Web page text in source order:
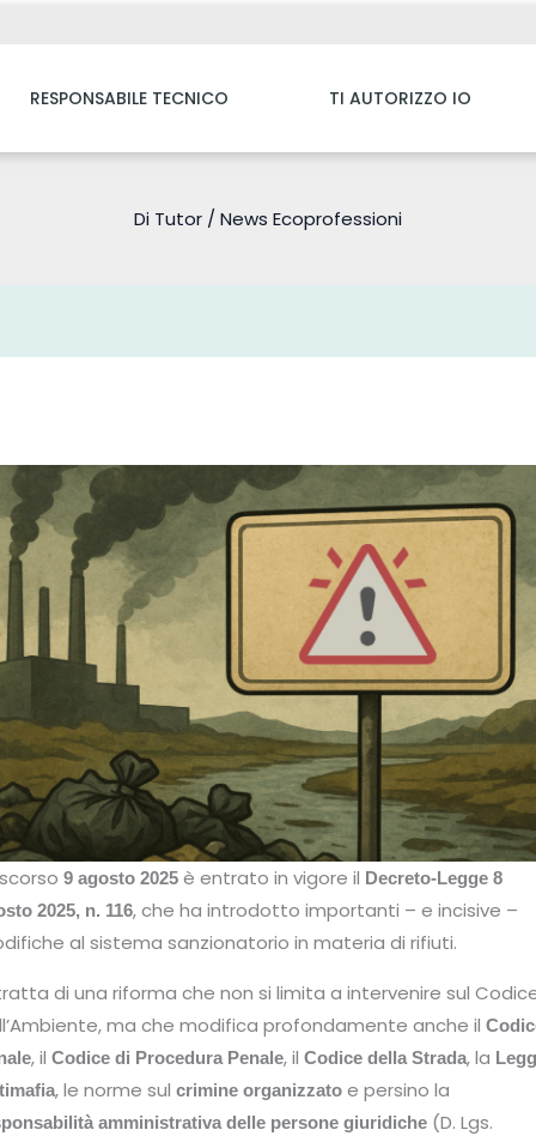
RESPONSABILE TECNICO TI AUTORIZZO IO
Di Tutor / News Ecoprofessioni
9 agosto 2025è entrato in vigore il Decreto-Legge 8
2025, n. 116, che ha introdotto importanti – e incisive –
al sistema sanzionatorio in materia di rifiuti.
di una riforma che non si limita a intervenire sul
ma che modifica profondamente anche il
, ilCodice di Procedura Penale, ilCodice della Strada, la
, le norme sulcrimine organizzato e persino la
amministrativa delle persone giuridiche (D. Lgs.